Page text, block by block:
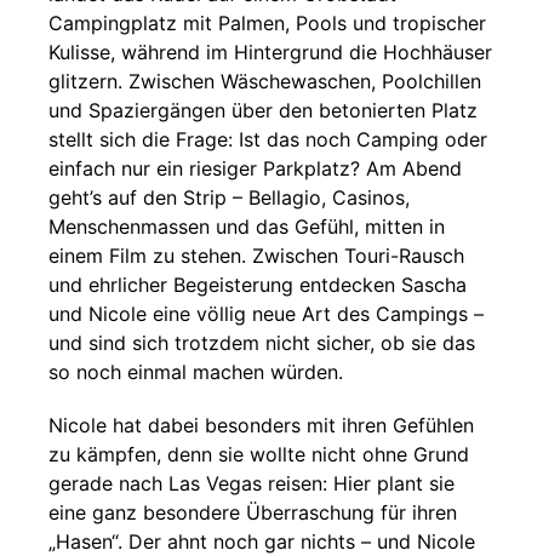
Campingplatz mit Palmen, Pools und tropischer
Kulisse, während im Hintergrund die Hochhäuser
glitzern. Zwischen Wäschewaschen, Poolchillen
und Spaziergängen über den betonierten Platz
stellt sich die Frage: Ist das noch Camping oder
einfach nur ein riesiger Parkplatz? Am Abend
geht’s auf den Strip – Bellagio, Casinos,
Menschenmassen und das Gefühl, mitten in
einem Film zu stehen. Zwischen Touri-Rausch
und ehrlicher Begeisterung entdecken Sascha
und Nicole eine völlig neue Art des Campings –
und sind sich trotzdem nicht sicher, ob sie das
so noch einmal machen würden.
Nicole hat dabei besonders mit ihren Gefühlen
zu kämpfen, denn sie wollte nicht ohne Grund
gerade nach Las Vegas reisen: Hier plant sie
eine ganz besondere Überraschung für ihren
„Hasen“. Der ahnt noch gar nichts – und Nicole